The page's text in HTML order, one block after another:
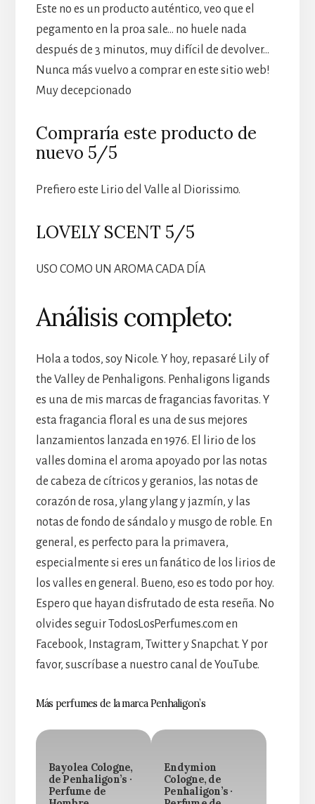
Este no es un producto auténtico, veo que el
pegamento en la proa sale… no huele nada
después de 3 minutos, muy difícil de devolver…
Nunca más vuelvo a comprar en este sitio web!
Muy decepcionado
Compraría este producto de
nuevo 5/5
Prefiero este Lirio del Valle al Diorissimo.
LOVELY SCENT 5/5
USO COMO UN AROMA CADA DÍA
Análisis completo:
Hola a todos, soy Nicole. Y hoy, repasaré Lily of
the Valley de Penhaligons. Penhaligons ligands
es una de mis marcas de fragancias favoritas. Y
esta fragancia floral es una de sus mejores
lanzamientos lanzada en 1976. El lirio de los
valles domina el aroma apoyado por las notas
de cabeza de cítricos y geranios, las notas de
corazón de rosa, ylang ylang y jazmín, y las
notas de fondo de sándalo y musgo de roble. En
general, es perfecto para la primavera,
especialmente si eres un fanático de los lirios de
los valles en general. Bueno, eso es todo por hoy.
Espero que hayan disfrutado de esta reseña. No
olvides seguir TodosLosPerfumes.com en
Facebook, Instagram, Twitter y Snapchat. Y por
favor, suscríbase a nuestro canal de YouTube.
Más perfumes de la marca Penhaligon’s
Bayolea Cologne,
de Penhaligon’s ·
Perfume de
Endymion
Cologne, de
Penhaligon’s ·